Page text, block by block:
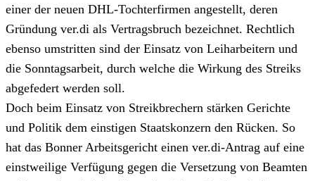
einer der neuen DHL-Tochterfirmen angestellt, deren
Gründung ver.di als Vertragsbruch bezeichnet. Rechtlich
ebenso umstritten sind der Einsatz von Leiharbeitern und
die Sonntagsarbeit, durch welche die Wirkung des Streiks
abgefedert werden soll.
Doch beim Einsatz von Streikbrechern stärken Gerichte
und Politik dem einstigen Staatskonzern den Rücken. So
hat das Bonner Arbeitsgericht einen ver.di-Antrag auf eine
einstweilige Verfügung gegen die Versetzung von Beamten